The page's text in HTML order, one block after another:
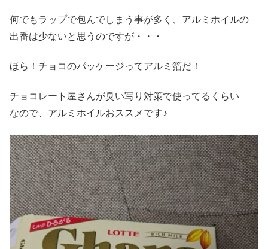
何でもラップで包んでしまう事が多く、アルミホイルの
出番は少ないと思うのですが・・・
ほら！チョコのパッケージってアルミ箔だ！
チョコレート屋さんが臭い写り対策で使ってるくらい
なので、アルミホイルおススメです♪